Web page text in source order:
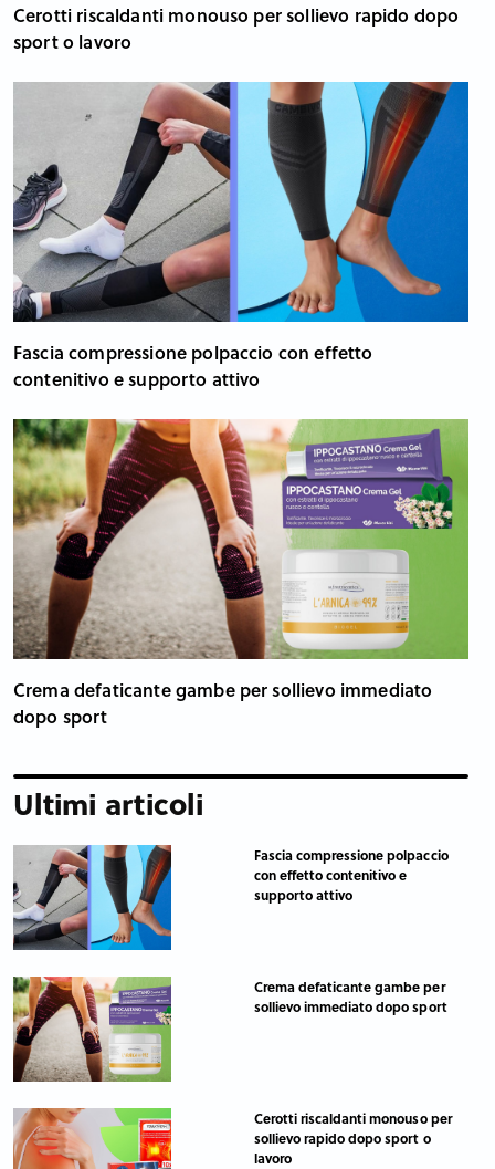
Cerotti riscaldanti monouso per sollievo rapido dopo
sport o lavoro
Fascia compressione polpaccio con effetto
contenitivo e supporto attivo
Crema defaticante gambe per sollievo immediato
dopo sport
Ultimi articoli
Fascia compressione polpaccio
con effetto contenitivo e
supporto attivo
Crema defaticante gambe per
sollievo immediato dopo sport
Cerotti riscaldanti monouso per
sollievo rapido dopo sport o
lavoro